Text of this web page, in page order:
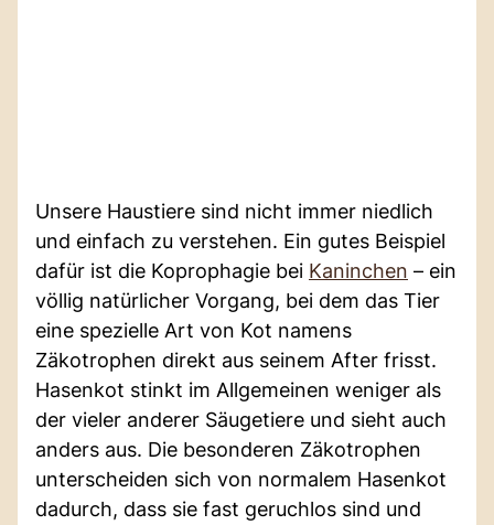
Unsere Haustiere sind nicht immer niedlich
und einfach zu verstehen. Ein gutes Beispiel
dafür ist die Koprophagie bei Kaninchen – ein
völlig natürlicher Vorgang, bei dem das Tier
eine spezielle Art von Kot namens
Zäkotrophen direkt aus seinem After frisst.
Hasenkot stinkt im Allgemeinen weniger als
der vieler anderer Säugetiere und sieht auch
anders aus. Die besonderen Zäkotrophen
unterscheiden sich von normalem Hasenkot
dadurch, dass sie fast geruchlos sind und